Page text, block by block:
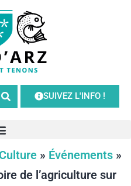
SUIVEZ L'INFO !
» Événements »
de l’agriculture sur